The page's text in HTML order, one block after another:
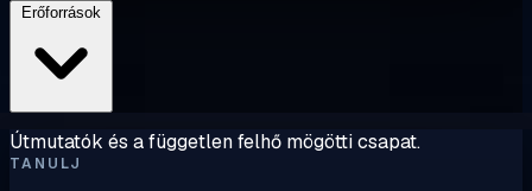
Útmutatók és a független felhő mögötti csapat.
TANULJ